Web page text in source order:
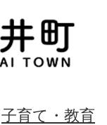
子育て・教育